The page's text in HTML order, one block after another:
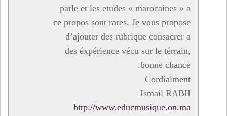
parle et les etudes « marocaines » a
ce propos sont rares. Je vous propose
d’ajouter des rubrique consacrer a
des éxpérience vécu sur le térrain,
bonne chance.
Cordialment
Ismail RABII
http://www.educmusique.on.ma